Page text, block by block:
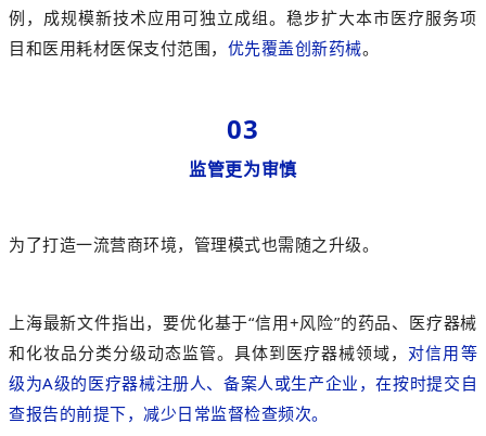
例，成规模新技术应用可独立成组。稳步扩大本市医疗服务项
目和医用耗材医保支付范围， 优先覆盖创新药械。
03
监管更为审慎
为了打造一流营商环境，管理模式也需随之升级。
上海最新文件指出，要优化基于“信用+风险”的药品、医疗器械
和化妆品分类分级动态监管。具体到医疗器械领域， 对信用等
级为A级的医疗器械注册人、备案人或生产企业，在按时提交自
查报告的前提下，减少日常监督检查频次。